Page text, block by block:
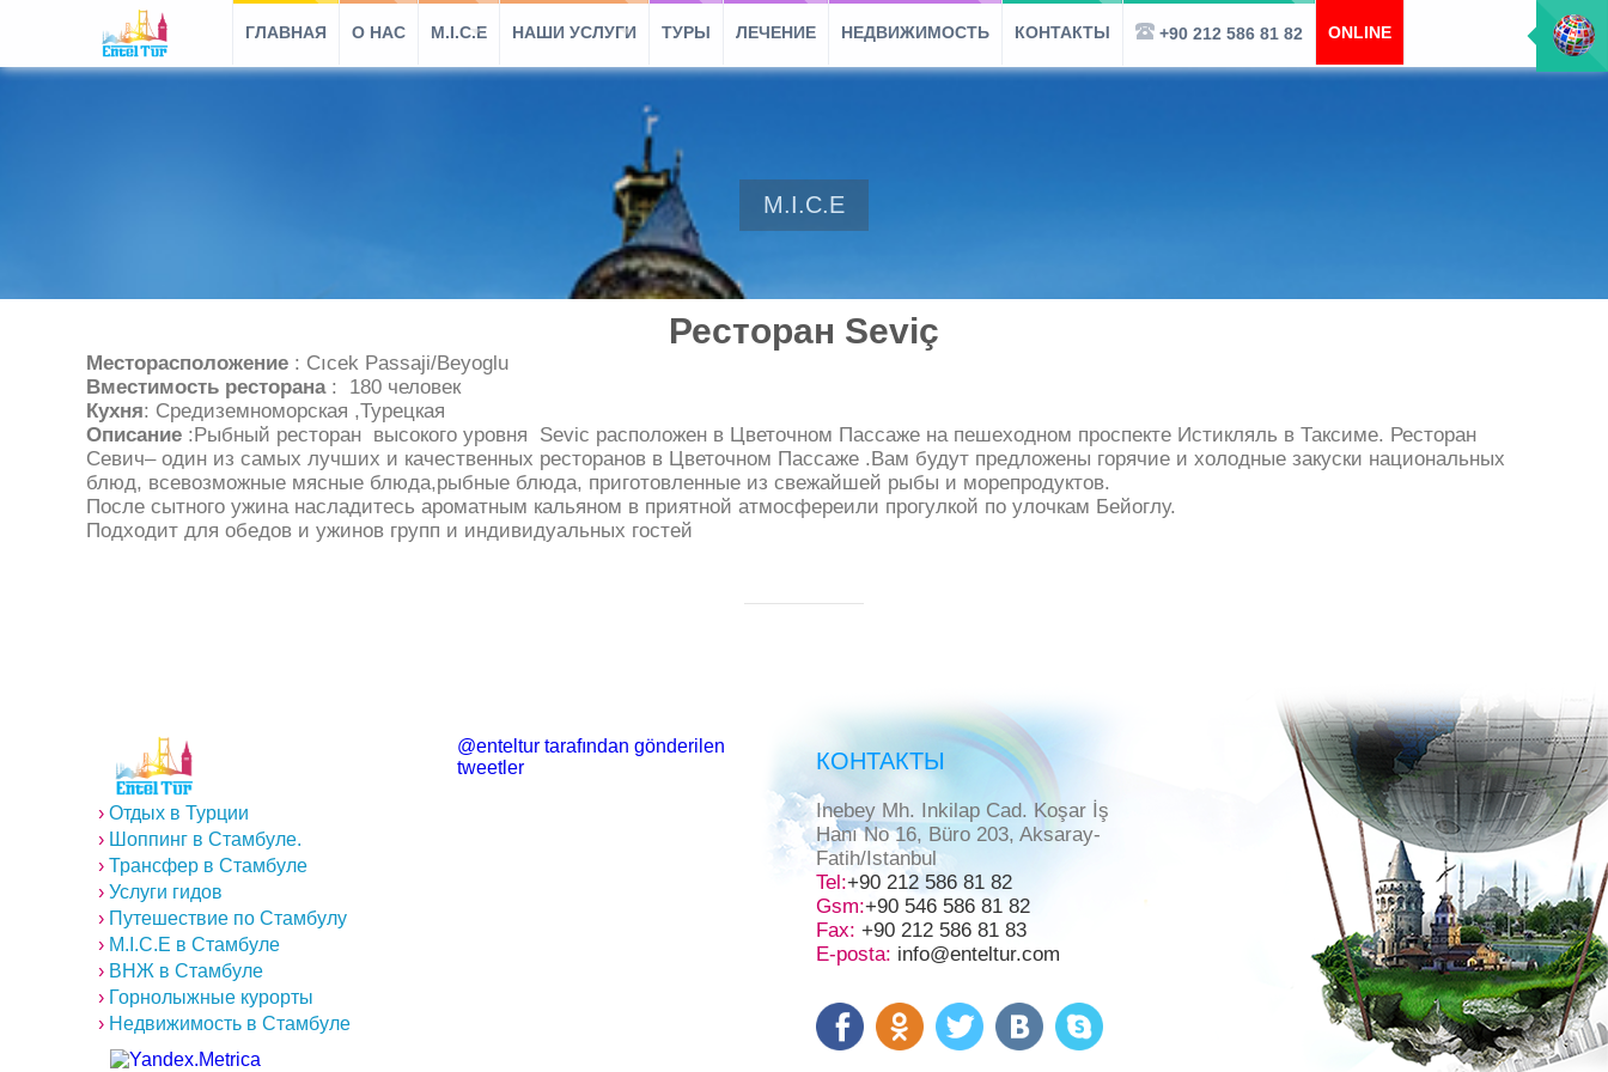
ГЛАВНАЯ O HAC M.I.C.E НАШИ УСЛУГИ ТУРЫ ЛЕЧЕНИЕ НЕДВИЖИМОСТЬ КОНТАКТЫ +90 212 586 81 82 ONLINE
M.I.C.E
Ресторан Seviç
Месторасположение : Cıcek Passaji/Beyoglu
Вместимость ресторана: 180 человек
Кухня: Средиземноморская ,Турецкая
Описание :Рыбный ресторан высокого уровня Sevic расположен в Цветочном Пассаже на пешеходном проспекте Истикляль в Таксиме. Ресторан
Севич– один из самых лучших и качественных ресторанов в Цветочном Пассаже .Вам будут предложены горячие и холодные закуски национальных
блюд, всевозможные мясные блюда,рыбные блюда, приготовленные из свежайшей рыбы и морепродуктов.
После сытного ужина насладитесь ароматным кальяном в приятной атмосфереили прогулкой по улочкам Бейоглу.
Подходит для обедов и ужинов групп и индивидуальных гостей
› Отдых в Турции
› Шоппинг в Стамбуле.
› Трансфер в Стамбуле
› Услуги гидов
› Путешествие по Стамбулу
› M.I.C.E в Стамбуле
› ВНЖ в Стамбуле
› Горнолыжные курорты
› Недвижимость в Стамбуле
@enteltur tarafından gönderilen
tweetler
КОНТАКТЫ
Inebey Mh. Inkilap Cad. Koşar İş
Hanı No 16, Büro 203, Aksaray-
Fatih/Istanbul
Tel:+90 212 586 81 82
Gsm:+90 546 586 81 82
Fax: +90 212 586 81 83
E-posta: info@enteltur.com